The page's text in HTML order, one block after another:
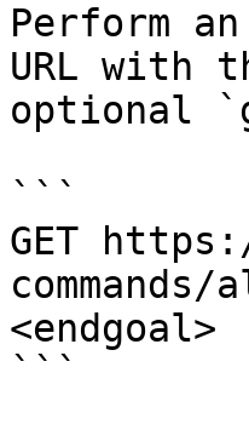
Perform
URL with
optional
```
GET
<endgoal>
```